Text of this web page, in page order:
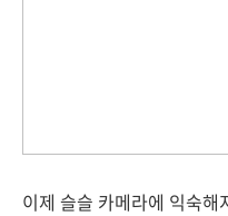
이제 슬슬 카메라에 익숙해